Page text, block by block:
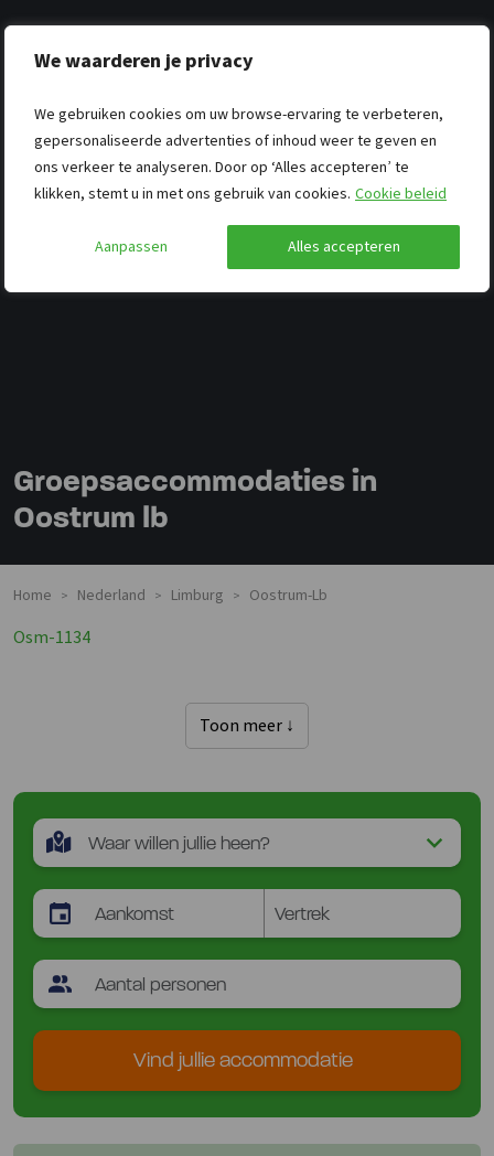
We waarderen je privacy
We gebruiken cookies om uw browse-ervaring te verbeteren,
gepersonaliseerde advertenties of inhoud weer te geven en
ons verkeer te analyseren. Door op ‘Alles accepteren’ te
klikken, stemt u in met ons gebruik van cookies. Cookie beleid
Aanpassen Alles accepteren
Groepsaccommodaties in
Oostrum lb
Home > Nederland > Limburg > Oostrum-Lb
Osm-1134
Toon meer ↓
Vind jullie accommodatie